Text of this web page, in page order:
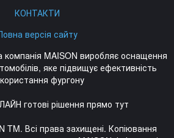
КОНТАКТИ
версія сайту
компанія MAISON виробляє оснащення
яке підвищує ефективність
фургону
готові рішення прямо тут
TM. Всі права захищені. Копіювання